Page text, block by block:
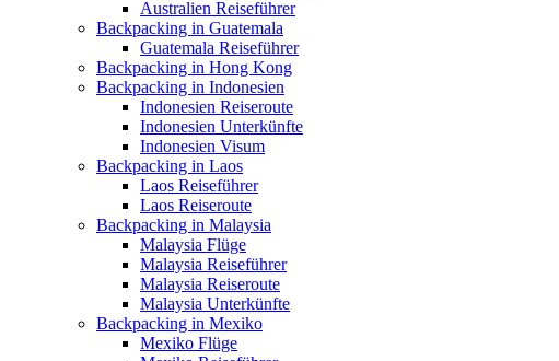
Australien Reiseführer
Backpacking in Guatemala
Guatemala Reiseführer
Backpacking in Hong Kong
Backpacking in Indonesien
Indonesien Reiseroute
Indonesien Unterkünfte
Indonesien Visum
Backpacking in Laos
Laos Reiseführer
Laos Reiseroute
Backpacking in Malaysia
Malaysia Flüge
Malaysia Reiseführer
Malaysia Reiseroute
Malaysia Unterkünfte
Backpacking in Mexiko
Mexiko Flüge